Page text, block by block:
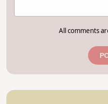
All comments